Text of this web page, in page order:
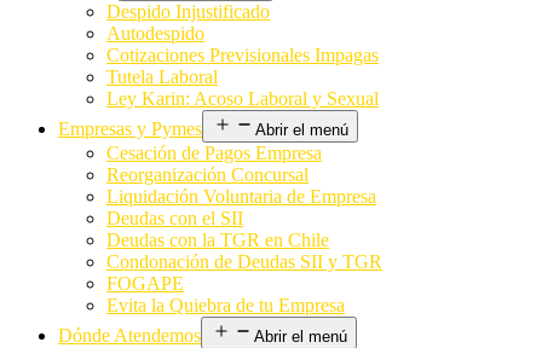
Despido Injustificado
Autodespido
Cotizaciones Previsionales Impagas
Tutela Laboral
Ley Karin: Acoso Laboral y Sexual
Empresas y Pymes
Abrir el menú
Cesación de Pagos Empresa
Reorganización Concursal
Liquidación Voluntaria de Empresa
Deudas con el SII
Deudas con la TGR en Chile
Condonación de Deudas SII y TGR
FOGAPE
Evita la Quiebra de tu Empresa
Dónde Atendemos
Abrir el menú